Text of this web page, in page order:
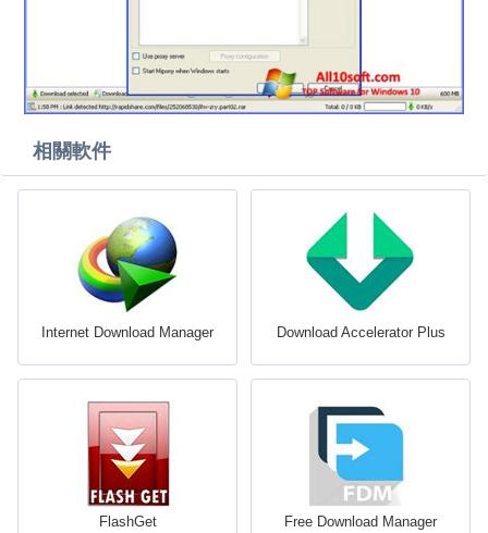
相關軟件
Internet Download Manager Download Accelerator Plus
FlashGet Free Download Manager